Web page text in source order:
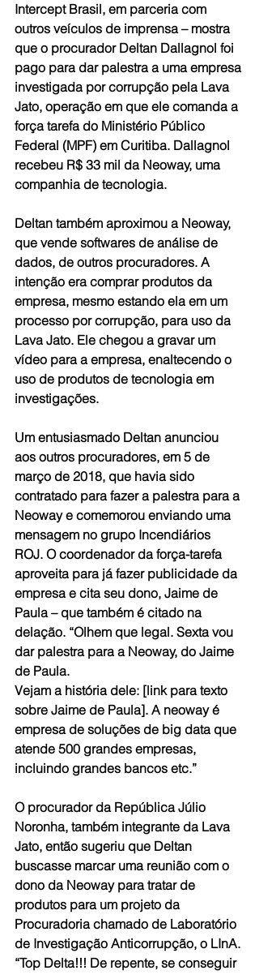
Intercept Brasil, em parceria com
outros veículos de imprensa – mostra
que o procurador Deltan Dallagnol foi
pago para dar palestra a uma empresa
investigada por corrupção pela Lava
Jato, operação em que ele comanda a
força tarefa do Ministério Público
Federal (MPF) em Curitiba. Dallagnol
recebeu R$ 33 mil da Neoway, uma
companhia de tecnologia.
Deltan também aproximou a Neoway,
que vende softwares de análise de
dados, de outros procuradores. A
intenção era comprar produtos da
empresa, mesmo estando ela em um
processo por corrupção, para uso da
Lava Jato. Ele chegou a gravar um
vídeo para a empresa, enaltecendo o
uso de produtos de tecnologia em
investigações.
Um entusiasmado Deltan anunciou
aos outros procuradores, em 5 de
março de 2018, que havia sido
contratado para fazer a palestra para a
Neoway e comemorou enviando uma
mensagem no grupo Incendiários
ROJ. O coordenador da força-tarefa
aproveita para já fazer publicidade da
empresa e cita seu dono, Jaime de
Paula – que também é citado na
delação. “Olhem que legal. Sexta vou
dar palestra para a Neoway, do Jaime
de Paula.
Vejam a história dele: [link para texto
sobre Jaime de Paula]. A neoway é
empresa de soluções de big data que
atende 500 grandes empresas,
incluindo grandes bancos etc.”
O procurador da República Júlio
Noronha, também integrante da Lava
Jato, então sugeriu que Deltan
buscasse marcar uma reunião com o
dono da Neoway para tratar de
produtos para um projeto da
Procuradoria chamado de Laboratório
de Investigação Anticorrupção, o LInA.
“Top Delta!!! De repente, se conseguir